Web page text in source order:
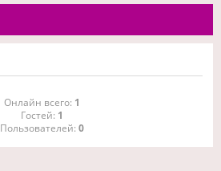
Онлайн всего: 1
Гостей: 1
Пользователей: 0